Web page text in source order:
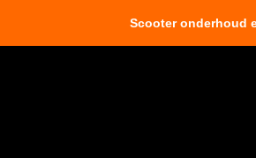
Scooter onderhoud